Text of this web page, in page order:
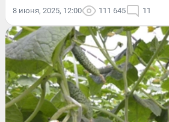
8 июня, 2025, 12:00 111 645 11